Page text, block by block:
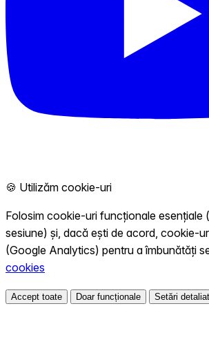
🍪 Utilizăm cookie-uri
Folosim cookie-uri funcționale esențiale
sesiune) și, dacă ești de acord, cookie-
(Google Analytics) pentru a îmbunătăți
cookies
Accept toate Doar funcționale Setări